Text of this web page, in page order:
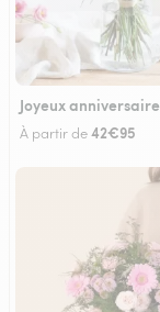
Joyeux anniversaire
À partir de42€95